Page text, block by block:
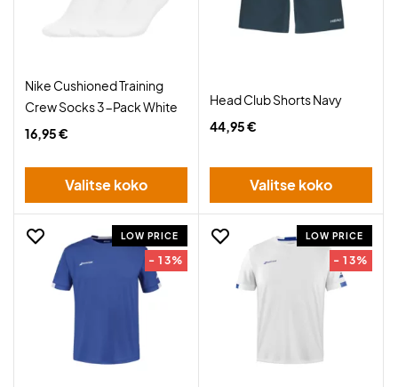
Nike Cushioned Training
Crew Socks 3-Pack White
16,95 €
Valitse koko
Head Club Shorts Navy
44,95 €
Valitse koko
LOW PRICE
- 13%
LOW PRICE
- 13%